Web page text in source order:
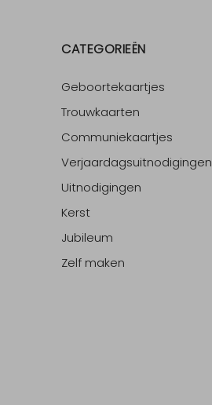
CATEGORIEËN
Geboortekaartjes
Trouwkaarten
Communiekaartjes
Verjaardagsuitnodigingen
Uitnodigingen
Kerst
Jubileum
Zelf maken